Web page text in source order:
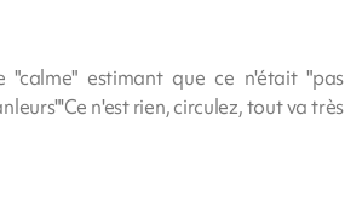
estimant que ce n'était "pas
n'est rien, circulez, tout va très